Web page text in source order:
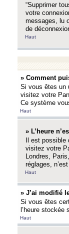
“Supprimer
votre
messages, lu
de
Haut
» Comment
Si vous êtes un
visitez votre
Ce système
Haut
» L’heure
Il est
visitez votre
Londres,
réglages,
Haut
» J’ai modifié
Si vous êtes
l’heure
Haut